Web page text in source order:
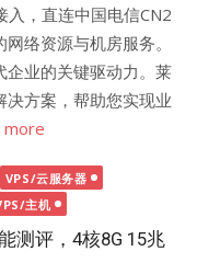
入，直连中国电信CN2
络资源与机房服务。
企业的关键驱动力。莱
方案，帮助您实现业
more
VPS/云服务器
主机
测评，4核8G 15兆